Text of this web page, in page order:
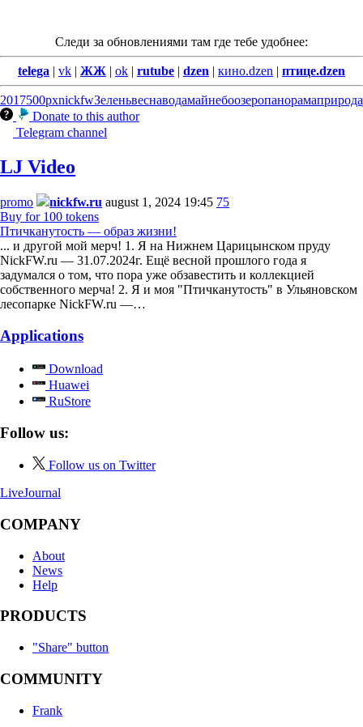
Следи за обновлениями там где тебе удобнее:
telega | vk | ЖЖ | ok | rutube | dzen | кино.dzen | птице.dzen
2017500pxnickfwЗеленьвеснаводамайнебоозеропанорамаприрода
Donate to this author
Telegram channel
LJ Video
promo nickfw.ru august 1, 2024 19:45 75
Buy for 100 tokens
Птичканутость — образ жизни!
... и другой мой мерч! 1. Я на Нижнем Царицынском пруду
NickFW.ru — 31.07.2024г. Ещё весной прошлого года я
задумался о том, что пора уже обзавестить и коллекцией
собственного мерча! 2. Я и моя "Птичканутость" в Ульяновском
лесопарке NickFW.ru —…
Applications
Download
Huawei
RuStore
Follow us:
Follow us on Twitter
LiveJournal
COMPANY
About
News
Help
PRODUCTS
"Share" button
COMMUNITY
Frank